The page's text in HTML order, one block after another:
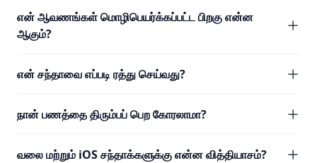
என் ஆவணங்கள் மொழிபெயர்க்கப்பட்ட பிறகு என்ன
ஆகும்?
என் சந்தாவை எப்படி ரத்து செய்வது?
நான் பணத்தை திரும்பப் பெற கோரலாமா?
வலை மற்றும் iOS சந்தாக்களுக்கு என்ன வித்தியாசம்?